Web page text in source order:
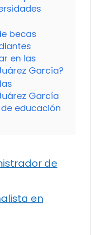
becas
en las
García?
García
educación
de
en